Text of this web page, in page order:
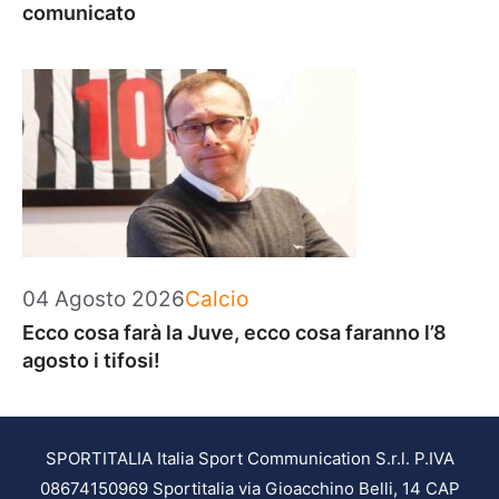
comunicato
04 Agosto 2026Categorie
Calcio
Ecco cosa farà la Juve, ecco cosa faranno l’8
agosto i tifosi!
SPORTITALIA Italia Sport Communication S.r.l. P.IVA
08674150969 Sportitalia via Gioacchino Belli, 14 CAP